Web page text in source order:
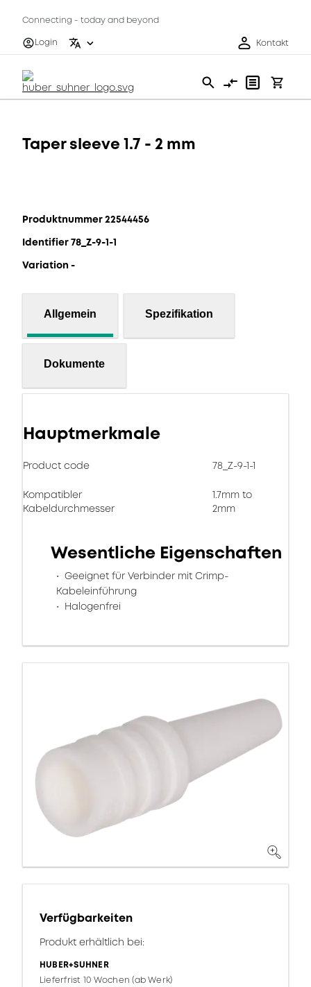
Connecting - today and beyond
Login
Kontakt
Taper sleeve 1.7 - 2 mm
Produktnummer 22544456
Identifier 78_Z-9-1-1
Variation -
Allgemein Spezifikation
Dokumente
Hauptmerkmale
Product code 78_Z-9-1-1
Kompatibler
Kabeldurchmesser
1.7mm to
2mm
Wesentliche Eigenschaften
Geeignet für Verbinder mit Crimp-
Kabeleinführung
Halogenfrei
Verfügbarkeiten
Produkt erhältlich bei:
HUBER+SUHNER
Lieferfrist 10 Wochen (ab Werk)